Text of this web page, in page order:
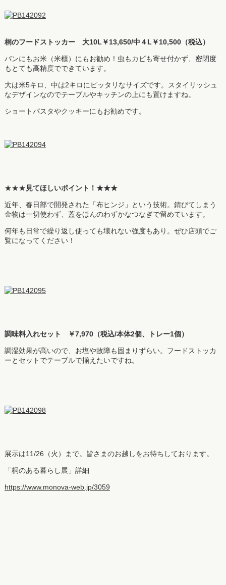
桐のフードストッカー 大10L￥13,650/中４L￥10,500（税込）
パンにもお米（米櫃）にもお勧め！虫もカビも寄せ付かず、密閉度
もとても高精度でできています。
大は米5キロ、中は2キロにピッタリなサイズです。スタイリッシュ
なデザインなのでテーブルやキッチンの上にも置けますね。
ショートパスタやクッキーにもお勧めです。
★★★ 見てほしいポイント！★★★
近年、春日部で開発された「布ヒンジ」という技術。錆びてしまう
金物は一切使わず、蓋をほんのわずかなつなぎで留めています。
何年も日常で繰り返し使っても壊れない強度もあり。ぜひ店頭でご
覧になってください！
調味料入れセット ￥7,970（税込/本体2個、トレー1個）
調湿効果が高いので、お塩や故障も固まりずらい。フードストッカ
ーとセットでテーブルで揃えたいですね。
展示は11/26（火）まで。皆さまのお越しをお待ちしております。
「桐のある暮らし展」詳細
https://www.monova-web.jp/3059